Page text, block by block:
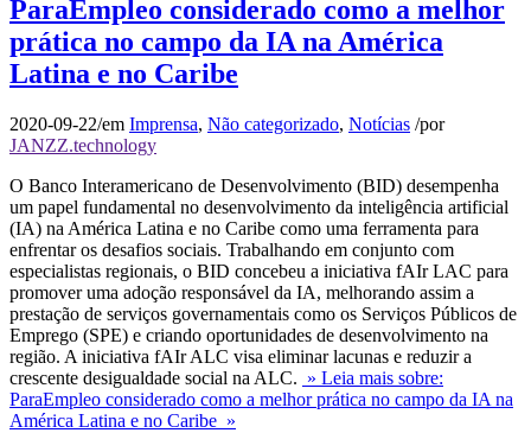
ParaEmpleo considerado como a melhor
prática no campo da IA na América
Latina e no Caribe
2020-09-22/em Imprensa, Não categorizado, Notícias /por
JANZZ.technology
O Banco Interamericano de Desenvolvimento (BID) desempenha
um papel fundamental no desenvolvimento da inteligência artificial
(IA) na América Latina e no Caribe como uma ferramenta para
enfrentar os desafios sociais. Trabalhando em conjunto com
especialistas regionais, o BID concebeu a iniciativa fAIr LAC para
promover uma adoção responsável da IA, melhorando assim a
prestação de serviços governamentais como os Serviços Públicos de
Emprego (SPE) e criando oportunidades de desenvolvimento na
região. A iniciativa fAIr ALC visa eliminar lacunas e reduzir a
crescente desigualdade social na ALC. » Leia mais sobre:
ParaEmpleo considerado como a melhor prática no campo da IA na
América Latina e no Caribe »